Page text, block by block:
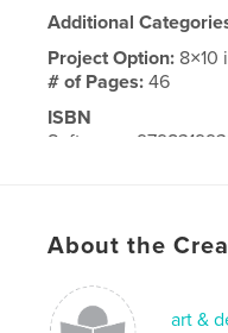
Additional
Project Option: 8×10
# of Pages:46
ISBN
Softcover:
About the
art &